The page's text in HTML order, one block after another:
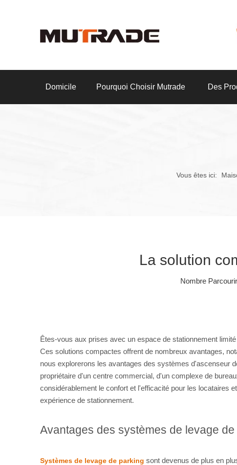
Domicile Pourquoi Choisir Mutrade Des
Vous êtes ici:
La solution
Nombre
Êtes-vous aux prises avec un espace de stationnement
Ces solutions compactes offrent de nombreux avantages,
nous explorerons les avantages des systèmes d'ascenseur
propriétaire d'un centre commercial, d'un complexe de
considérablement le confort et l'efficacité pour les locataires
expérience de stationnement.
Avantages des systèmes de levage
Systèmes de levage de parking sont devenus de plus en